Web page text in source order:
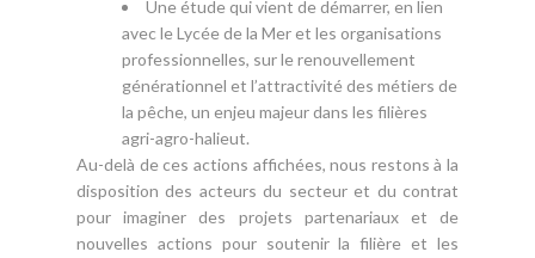
Une étude qui vient de démarrer, en lien
avec le Lycée de la Mer et les organisations
professionnelles, sur le renouvellement
générationnel et l’attractivité des métiers de
la pêche, un enjeu majeur dans les filières
agri-agro-halieut.
Au-delà de ces actions affichées, nous restons à la
disposition des acteurs du secteur et du contrat
pour imaginer des projets partenariaux et de
nouvelles actions pour soutenir la filière et les